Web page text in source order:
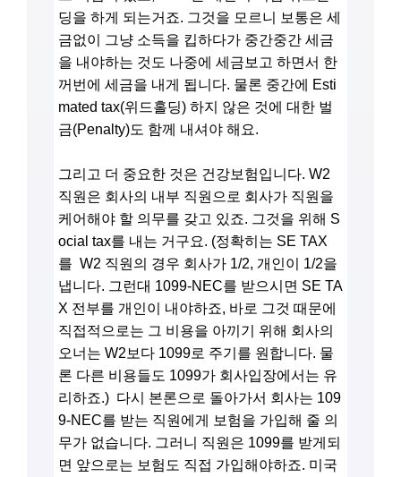
딩을 하게 되는거죠. 그것을 모르니 보통은 세
금없이 그냥 소득을 킵하다가 중간중간 세금
을 내야하는 것도 나중에 세금보고 하면서 한
꺼번에 세금을 내게 됩니다. 물론 중간에 Esti
mated tax(위드홀딩) 하지 않은 것에 대한 벌
금(Penalty)도 함께 내셔야 해요.
그리고 더 중요한 것은 건강보험입니다. W2
직원은 회사의 내부 직원으로 회사가 직원을
케어해야 할 의무를 갖고 있죠. 그것을 위해 S
ocial tax를 내는 거구요. (정확히는 SE TAX
를 W2 직원의 경우 회사가 1/2, 개인이 1/2을
냅니다. 그런대 1099-NEC를 받으시면 SE TA
X 전부를 개인이 내야하죠, 바로 그것 때문에
직접적으로는 그 비용을 아끼기 위해 회사의
오너는 W2보다 1099로 주기를 원합니다. 물
론 다른 비용들도 1099가 회사입장에서는 유
리하죠.) 다시 본론으로 돌아가서 회사는 109
9-NEC를 받는 직원에게 보험을 가입해 줄 의
무가 없습니다. 그러니 직원은 1099를 받게되
면 앞으로는 보험도 직접 가입해야하죠. 미국